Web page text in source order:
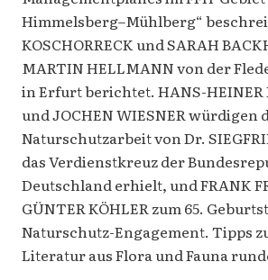
Himmelsberg–Mühlberg“
KOSCHORRECK und SARAH
MARTIN HELLMANN von der
in Erfurt berichtet. HANS-HEINER
und JOCHEN WIESNER würdigen
Naturschutzarbeit von Dr.
das Verdienstkreuz der
Deutschland erhielt, und FRANK
GÜNTER KÖHLER zum 65.
Naturschutz-Engagement. Tipps
Literatur aus Flora und Fauna